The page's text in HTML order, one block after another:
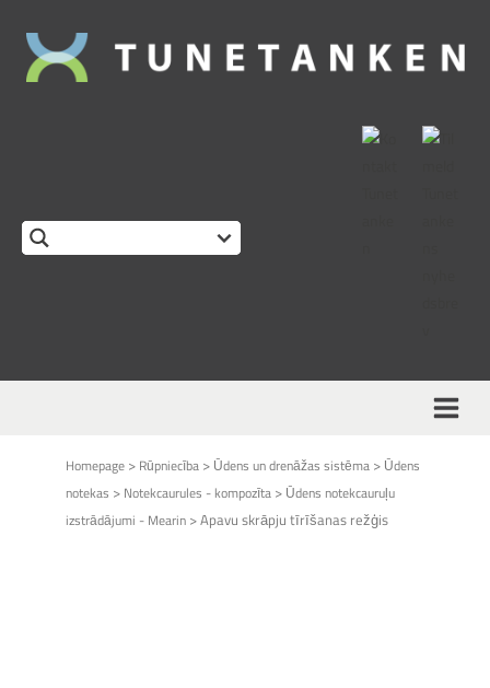
Homepage > Rūpniecība > Ūdens un drenāžas sistēma > Ūdens
notekas > Notekcaurules - kompozīta > Ūdens notekcauruļu
izstrādājumi - Mearin >Apavu skrāpju tīrīšanas režģis
This form is temporarily unavailable.